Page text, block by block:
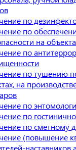
по
по
на
по
по тушению
на
по
по
по сметному
(повышение
наставников